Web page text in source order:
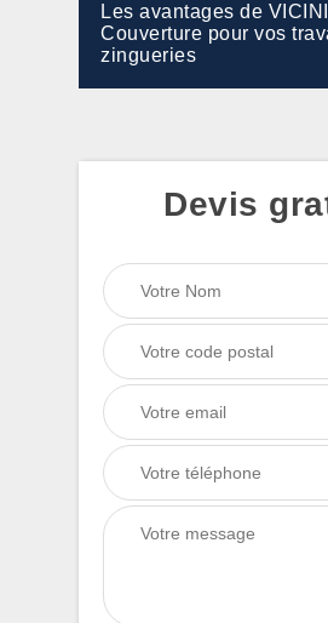
Les avantages de VICINI
Couverture pour vos
zingueries
Devis